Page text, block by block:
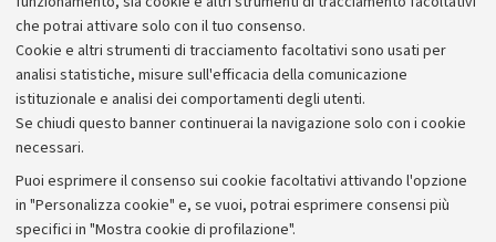
che potrai attivare solo con il tuo consenso.
Cookie e altri strumenti di tracciamento facoltativi sono usati per
analisi statistiche, misure sull'efficacia della comunicazione
istituzionale e analisi dei comportamenti degli utenti.
Se chiudi questo banner continuerai la navigazione solo con i cookie
necessari.
Puoi esprimere il consenso sui cookie facoltativi attivando l'opzione
in "Personalizza cookie" e, se vuoi, potrai esprimere consensi più
specifici in "Mostra cookie di profilazione".
Claim for the refund, exemption or application
of the reduced tax rate on income[.pdf 238 KB]